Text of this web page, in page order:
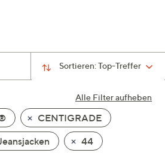
Sortieren:Top-Treffer
Alle Filter aufheben
CENTIGRADE
44